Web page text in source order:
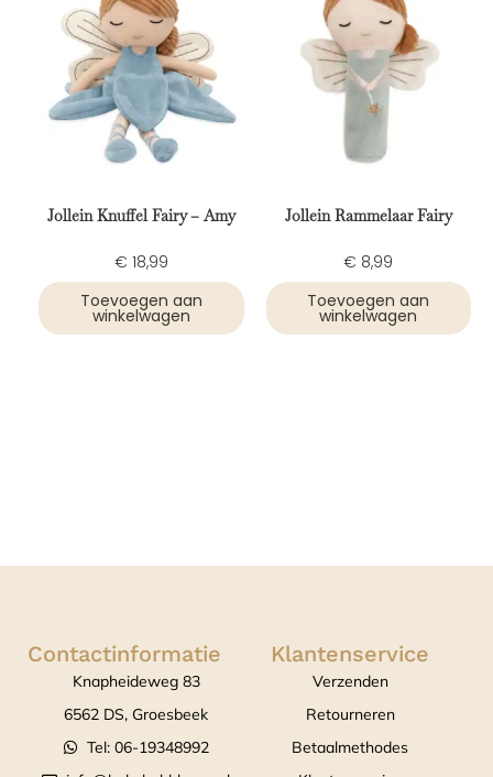
Jollein Knuffel Fairy – Amy
€ 18,99
Toevoegen aan
winkelwagen
Jollein Rammelaar Fairy
€ 8,99
Toevoegen aan
winkelwagen
Contactinformatie
Knapheideweg 83
6562 DS, Groesbeek
Tel: 06-19348992
Klantenservice
Verzenden
Retourneren
Betaalmethodes